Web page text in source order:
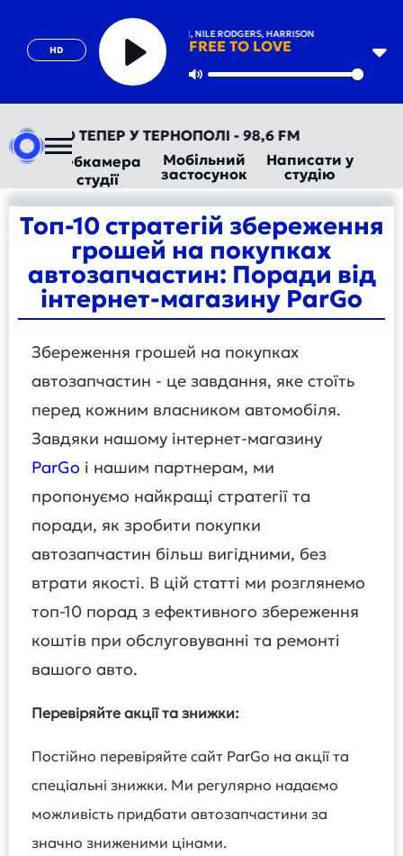
HD
DURAN DURAN, NILE RODGERS, HARRISON
FREE TO LOVE
Play
ТЕПЕР У ТЕРНОПОЛІ - 98,6 FM
Вебкамера
студії
Мобільний
застосунок
Написати у
студію
Топ-10 стратегій збереження
грошей на покупках
автозапчастин: Поради від
інтернет-магазину ParGo
Збереження грошей на покупках
автозапчастин - це завдання, яке стоїть
перед кожним власником автомобіля.
Завдяки нашому інтернет-магазину
ParGo і нашим партнерам, ми
пропонуємо найкращі стратегії та
поради, як зробити покупки
автозапчастин більш вигідними, без
втрати якості. В цій статті ми розглянемо
топ-10 порад з ефективного збереження
коштів при обслуговуванні та ремонті
вашого авто.
Перевіряйте акції та знижки:
Постійно перевіряйте сайт ParGo на акції та
спеціальні знижки. Ми регулярно надаємо
можливість придбати автозапчастини за
значно зниженими цінами.